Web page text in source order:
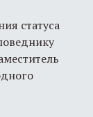
статуса